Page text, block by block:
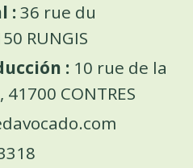
: 36 rue du
RUNGIS
: 10 rue de la
CONTRES